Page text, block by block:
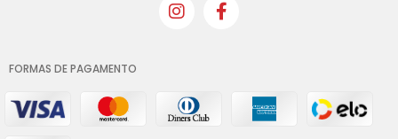
FORMAS DE PAGAMENTO